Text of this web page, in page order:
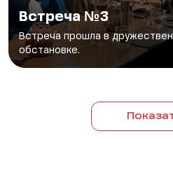
Встреча №3
Встреча прошла в
обстановке.